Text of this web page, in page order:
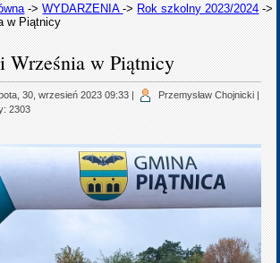
->WYDARZENIA-> Rok szkolny 2023/2024 ->
w Piątnicy
Września w Piątnicy
30, wrzesień 2023 09:33 | Przemysław Chojnicki |
2303